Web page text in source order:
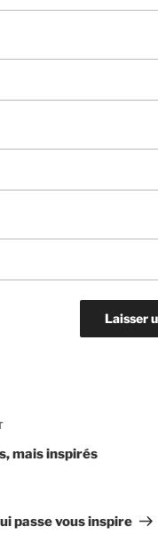
mais inspirés
passe vous inspire